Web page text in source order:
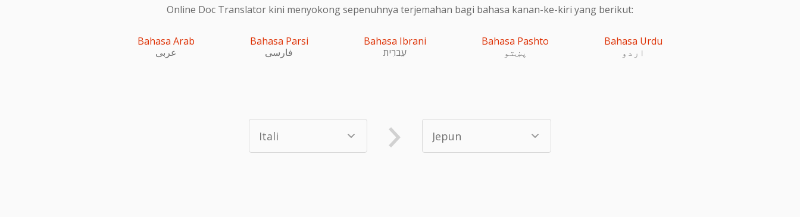
Online Doc Translator kini menyokong sepenuhnya terjemahan bagi bahasa kanan-ke-kiri yang berikut:
Bahasa Arab
عربى
Bahasa Parsi
فارسی
Bahasa Ibrani
עִברִית
Bahasa Pashto
پښتو
Bahasa Urdu
اردو